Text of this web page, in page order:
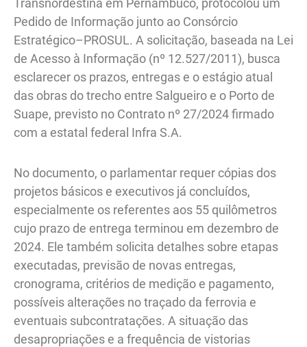
Transnordestina em Pernambuco, protocolou um
Pedido de Informação junto ao Consórcio
Estratégico–PROSUL. A solicitação, baseada na Lei
de Acesso à Informação (nº 12.527/2011), busca
esclarecer os prazos, entregas e o estágio atual
das obras do trecho entre Salgueiro e o Porto de
Suape, previsto no Contrato nº 27/2024 firmado
com a estatal federal Infra S.A.
No documento, o parlamentar requer cópias dos
projetos básicos e executivos já concluídos,
especialmente os referentes aos 55 quilômetros
cujo prazo de entrega terminou em dezembro de
2024. Ele também solicita detalhes sobre etapas
executadas, previsão de novas entregas,
cronograma, critérios de medição e pagamento,
possíveis alterações no traçado da ferrovia e
eventuais subcontratações. A situação das
desapropriações e a frequência de vistorias